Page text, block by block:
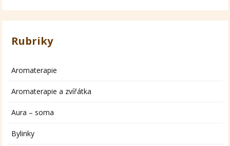
Rubriky
Aromaterapie
Aromaterapie a zvířátka
Aura – soma
Bylinky